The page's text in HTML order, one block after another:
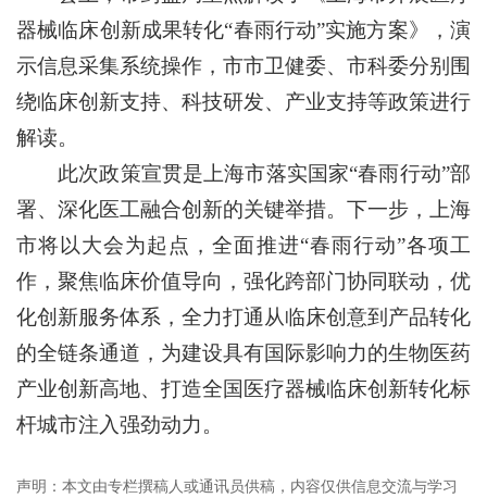
器械临床创新成果转化“春雨行动”实施方案》，演
示信息采集系统操作，市市卫健委、市科委分别围
绕临床创新支持、科技研发、产业支持等政策进行
解读。
此次政策宣贯是上海市落实国家“春雨行动”部
署、深化医工融合创新的关键举措。下一步，上海
市将以大会为起点，全面推进“春雨行动”各项工
作，聚焦临床价值导向，强化跨部门协同联动，优
化创新服务体系，全力打通从临床创意到产品转化
的全链条通道，为建设具有国际影响力的生物医药
产业创新高地、打造全国医疗器械临床创新转化标
杆城市注入强劲动力。
声明：本文由专栏撰稿人或通讯员供稿，内容仅供信息交流与学习